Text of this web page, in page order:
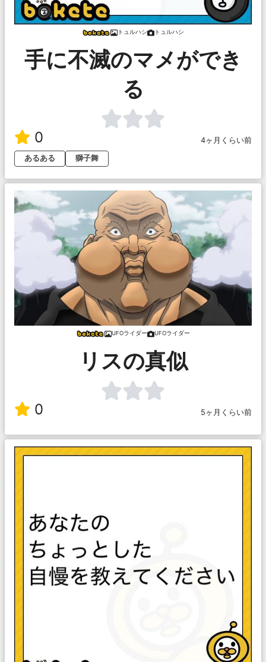
トュルハシ トュルハシ
手に不滅のマメができ
る
0
4ヶ月くらい前
あるある
獅子舞
UFOライダー UFOライダー
リスの真似
0 5ヶ月くらい前